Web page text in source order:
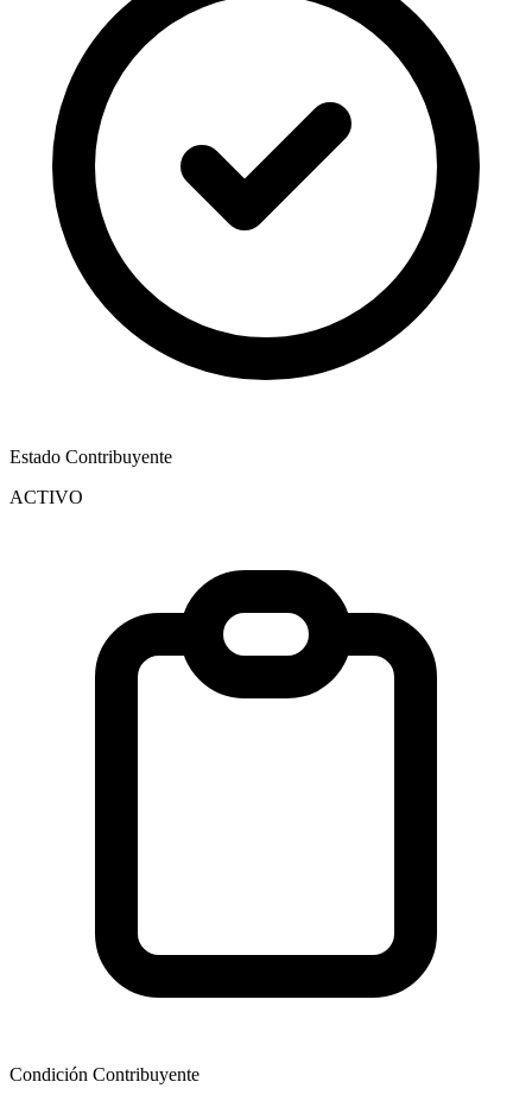
Estado Contribuyente
ACTIVO
Condición Contribuyente